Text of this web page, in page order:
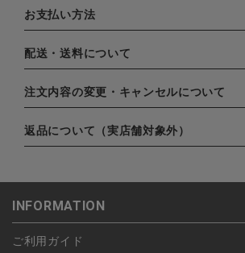
お支払い方法
下記お支払い方法よりお選びいただけます。
・クレジットカード（
EXPRESS,Diners Club）
・amazonペイメント
・楽天ペイ
・PayPay
配送・送料について
配達業者：日本郵便
北海道：1,400円
注文内容の変更・キャンセルについて
ご注文日当日から翌日のAM9:00までにご連絡
ンセルは可能です。
します。
予約商品など一部キャンセルが出来ない場合
かじめご了承ください。
返品について（実店舗対象外）
こちら よりご依頼ください。
INFORMATION
ご利用ガイド